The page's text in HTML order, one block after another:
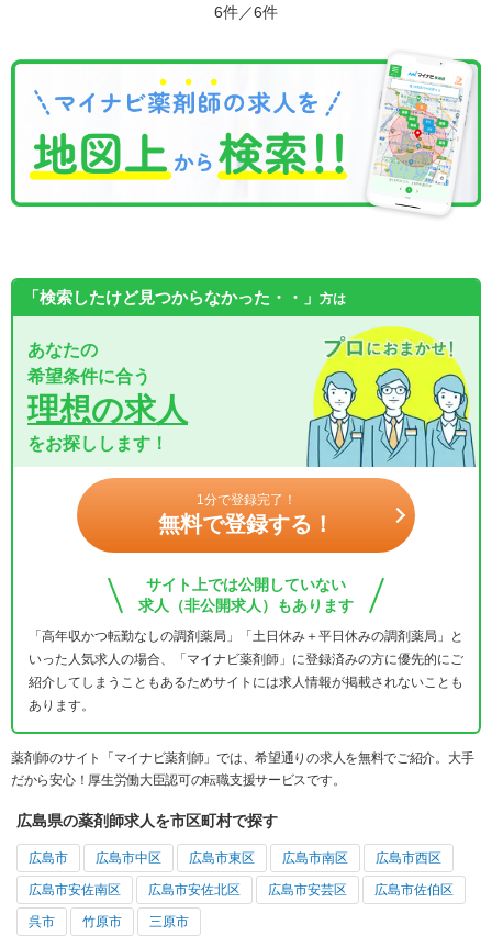
6件／6件
「検索したけど見つからなかった・・」 方は
あなたの
希望条件に合う
理想の求人
をお探しします！
1分で登録完了！
無料で登録する！
サイト上では公開していない
求人（非公開求人）もあります
「高年収かつ転勤なしの調剤薬局」「土日休み＋平日休みの調剤薬局」と
いった人気求人の場合、「マイナビ薬剤師」に登録済みの方に優先的にご
紹介してしまうこともあるためサイトには求人情報が掲載されないことも
あります。
薬剤師のサイト「マイナビ薬剤師」では、希望通りの求人を無料でご紹介。大手
だから安心！厚生労働大臣認可の転職支援サービスです。
広島県の薬剤師求人を市区町村で探す
広島市 広島市中区 広島市東区 広島市南区 広島市西区
広島市安佐南区 広島市安佐北区 広島市安芸区 広島市佐伯区
呉市 竹原市 三原市